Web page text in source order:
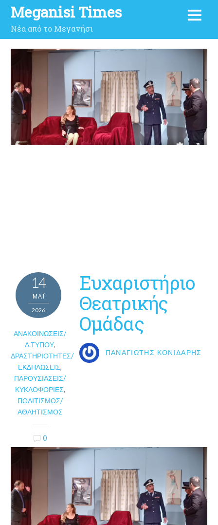
Meganisi Times
Νέα από το Μεγανήσι
14
ΜΑΪ́
2026
ΑΝΑΚΟΙΝΏΣΕΙΣ/
Δ.ΤΎΠΟΥ,
ΔΡΑΣΤΗΡΙΌΤΗΤΕΣ/
ΕΚΔΗΛΏΣΕΙΣ,
ΠΑΡΟΥΣΙΆΣΕΙΣ/
ΚΥΚΛΟΦΟΡΊΕΣ,
ΠΟΛΙΤΙΣΜΌΣ/
ΑΘΛΗΤΙΣΜΌΣ
0
Ευχαριστήριο
Θεατρικής
Ομάδας
ΠΑΝΑΓΙΏΤΗΣ ΚΟΝΙΔΆΡΗΣ